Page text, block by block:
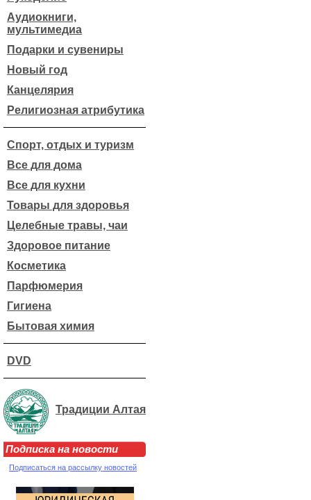
Аудиокниги,
мультимедиа
Подарки и сувениры
Новый год
Канцелярия
Религиозная атрибутика
Спорт, отдых и туризм
Все для дома
Все для кухни
Товары для здоровья
Целебные травы, чаи
Здоровое питание
Косметика
Парфюмерия
Гигиена
Бытовая химия
DVD
Традиции Алтая
Подписка на новости
Подписаться на рассылку новостей